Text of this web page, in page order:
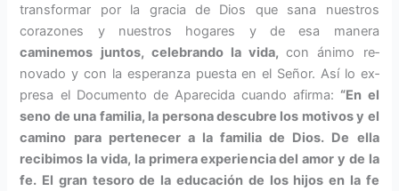
transformar por la gracia de Dios que sana nues­tros
corazones y nuestros hogares y de esa manera
caminemos juntos, celebrando la vida,con ánimo re­
novado y con la esperanza puesta en el Señor. Así lo ex­
presa el Documento de Aparecida cuando afirma: “En el
seno de una familia, la persona descubre los motivos y el
camino para pertenecer a la familia de Dios. De ella
recibimos la vida, la primera ex­periencia del amor y de la
fe. El gran te­soro de la educación de los hijos en la fe